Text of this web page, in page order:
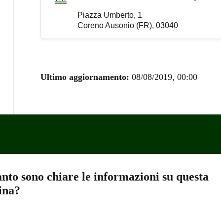
Piazza Umberto, 1
Coreno Ausonio (FR), 03040
Ultimo aggiornamento: 08/08/2019, 00:00
sono chiare le informazioni su questa